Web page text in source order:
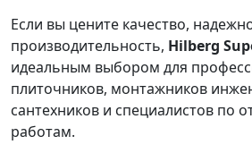
Если вы цените качество,
производительность, Hilberg
идеальным выбором для
плиточников, монтажников
сантехников и специалистов по
работам.